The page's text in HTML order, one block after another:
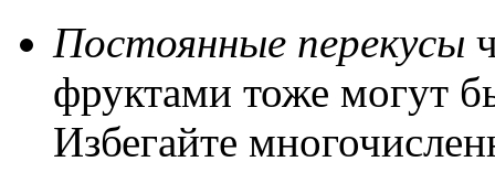
Постоянные перекусы
фруктами тоже могут
Избегайте